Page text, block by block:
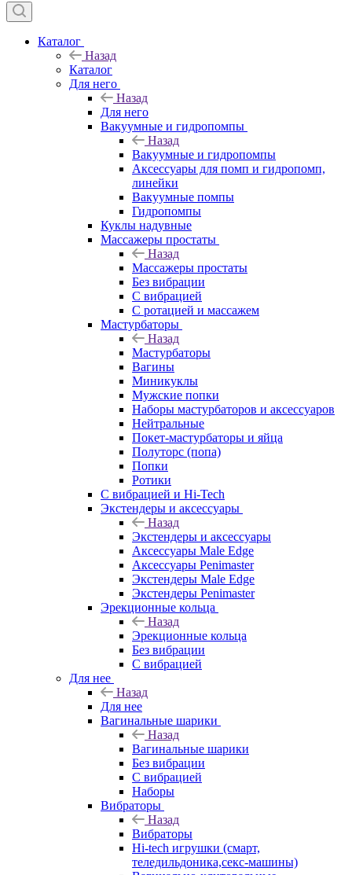
Каталог
Назад
Каталог
Для него
Назад
Для него
Вакуумные и гидропомпы
Назад
Вакуумные и гидропомпы
Аксессуары для помп и гидропомп,
линейки
Вакуумные помпы
Гидропомпы
Куклы надувные
Массажеры простаты
Назад
Массажеры простаты
Без вибрации
С вибрацией
С ротацией и массажем
Мастурбаторы
Назад
Мастурбаторы
Вагины
Миникуклы
Мужские попки
Наборы мастурбаторов и аксессуаров
Нейтральные
Покет-мастурбаторы и яйца
Полуторс (попа)
Попки
Ротики
С вибрацией и Hi-Tech
Экстендеры и аксессуары
Назад
Экстендеры и аксессуары
Аксессуары Male Edge
Аксессуары Penimaster
Экстендеры Male Edge
Экстендеры Penimaster
Эрекционные кольца
Назад
Эрекционные кольца
Без вибрации
С вибрацией
Для нее
Назад
Для нее
Вагинальные шарики
Назад
Вагинальные шарики
Без вибрации
С вибрацией
Наборы
Вибраторы
Назад
Вибраторы
Hi-tech игрушки (смарт,
теледильдоника,секс-машины)